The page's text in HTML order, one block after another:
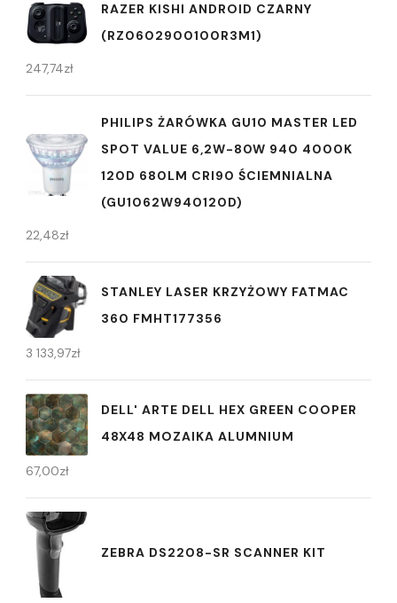
RAZER KISHI ANDROID CZARNY
(RZ0602900100R3M1)
247,74zł
PHILIPS ŻARÓWKA GU10 MASTER LED
SPOT VALUE 6,2W-80W 940 4000K
120D 680LM CRI90 ŚCIEMNIALNA
(GU1062W940120D)
22,48zł
STANLEY LASER KRZYŻOWY FATMAC
360 FMHT177356
3 133,97zł
DELL' ARTE DELL HEX GREEN COOPER
48X48 MOZAIKA ALUMNIUM
67,00zł
ZEBRA DS2208-SR SCANNER KIT